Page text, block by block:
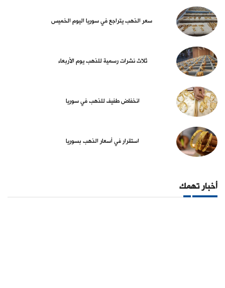
سعر الذهب يتراجع في سوريا اليوم الخميس
ثلاث نشرات رسمية للذهب يوم الأربعاء
انخفاض طفيف للذهب في سوريا
استقرار في أسعار الذهب بسوريا
أخبار تهمك